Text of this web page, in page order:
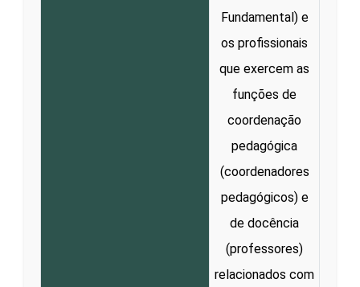
Fundamental) e
os profissionais
que exercem as
funções de
coordenação
pedagógica
(coordenadores
pedagógicos) e
de docência
(professores)
relacionados com